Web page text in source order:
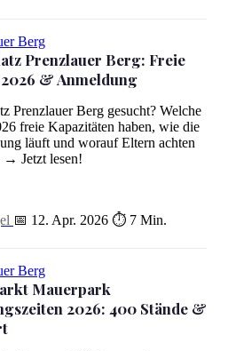
Freie Plätze 2026 & Anmeldung
Berg
Prenzlauer Berg: Freie
& Anmeldung
Prenzlauer Berg gesucht? Welche
freie Kapazitäten haben, wie die
läuft und worauf Eltern achten
→ Jetzt lesen!
📅 12. Apr. 2026 ⏱ 7 Min.
Berg
Mauerpark
2026: 400 Stände &